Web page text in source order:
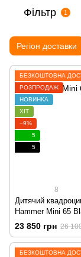
Фільтр 1
Регіон доставки
БЕЗКОШТОВНА
РОЗПРОДАЖ
НОВИНКА
ХІТ
−9%
5
5
8
Дитячий
Hammer Mini 65
23 850 грн 26
БЕЗКОШТОВНА